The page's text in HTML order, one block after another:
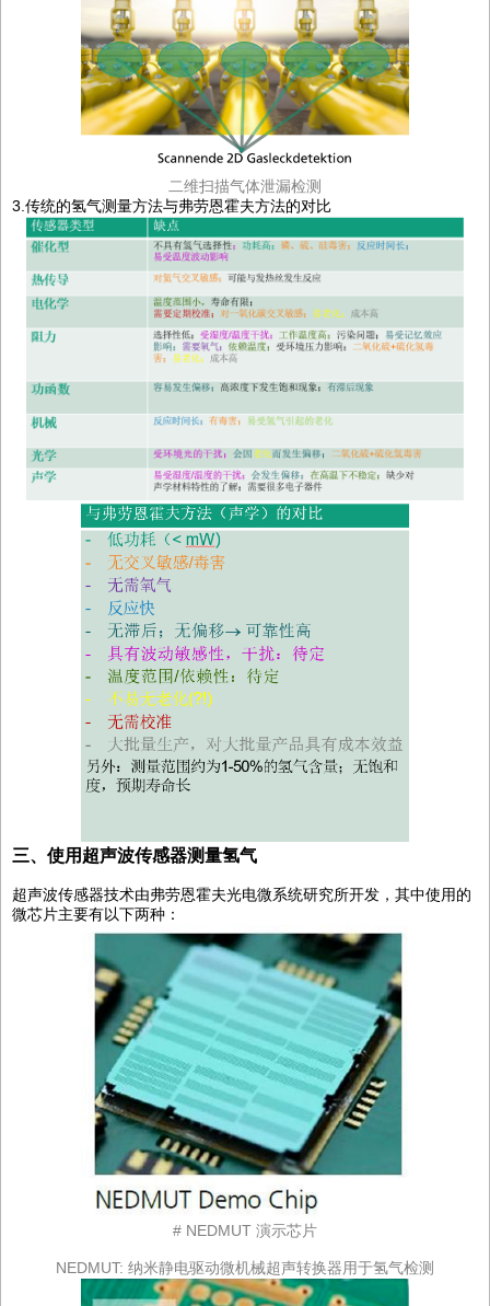
二维扫描气体泄漏检测
3.传统的氢气测量方法与弗劳恩霍夫方法的对比
三、使用超声波传感器测量氢气
超声波传感器技术由弗劳恩霍夫光电微系统研究所开发，其中使用的
微芯片主要有以下两种：
# NEDMUT 演示芯片
NEDMUT: 纳米静电驱动微机械超声转换器用于氢气检测